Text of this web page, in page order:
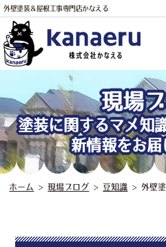
外壁塗装＆屋根工事専門店かなえる
現場
塗装に関するマメ知
新情報をお
ホーム >現場ブログ > 豆知識 >外壁塗